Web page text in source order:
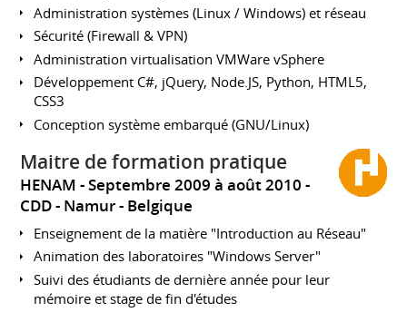
Administration systèmes (Linux / Windows) et réseau
Sécurité (Firewall & VPN)
Administration virtualisation VMWare vSphere
Développement C#, jQuery, Node.JS, Python, HTML5,
CSS3
Conception système embarqué (GNU/Linux)
Maitre de formation pratique
HENAM
Septembre 2009 à août 2010
CDD
Namur Belgique
Enseignement de la matière "Introduction au Réseau"
Animation des laboratoires "Windows Server"
Suivi des étudiants de dernière année pour leur
mémoire et stage de fin d'études